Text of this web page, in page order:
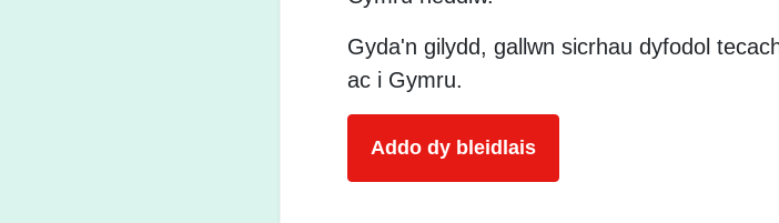
Gyda'n gilydd, gallwn sicrhau dyfodol
ac i Gymru.
Addo dy bleidlais